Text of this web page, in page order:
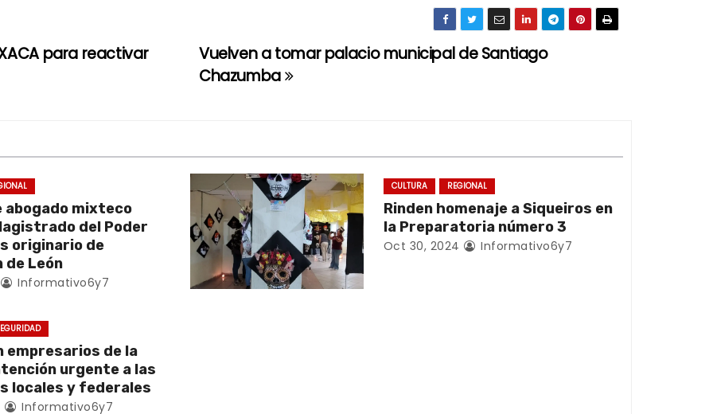
Vuelven a tomar palacio municipal de Santiago
Chazumba
para reactivar
abogado mixteco
del Poder
originario de
de León
Informativo6y7
CULTURA REGIONAL
Rinden homenaje a Siqueiros en
la Preparatoria número 3
Oct 30, 2024 Informativo6y7
empresarios de la
urgente a las
locales y federales
Informativo6y7